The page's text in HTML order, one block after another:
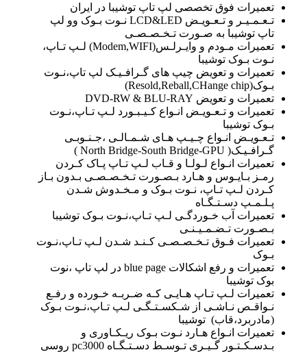
تعمیرات فوق تخصصی لپ تاپ توشیبا در ایران
تـعـمـیـر و تـعـویـض LCD&LED نـوت بـوک وو لپ
تاپ توشیبا به صـورت تـخـصـصـی
تعمیرات مـودم و وایـرلـس(Modem,WIFI) لـپ تـاپ،
نـوت بـوک توشیبا
تعمیرات و تعویض چیپ های گـرافـیـک لپ تاپ،نـوت
بـوک(Resold,Reball,CHange chip)
تعمیرات و تعویض DVD-RW & BLU-RAY
تعمیرات و تـعـویـض انـواع کـیـبـورد لـپ تـاپ،نـوت
بـوک توشیبا
تـعـویـض انـواع چـیـپ هـای شـمـالـی ،جـنـوبـی
گـرافـیـک( North Bridge-South Bridge-GPU )
تعمیرات انـواع لـولـا و قـاب لـپ تـاپ پـاک کـردن
رمـز بـایـوس و هـارد بـصـورت تـخـصـصـی بـدون بـاز
کـردن لـپ تـاپ، نـوت بـوک و مـخـدوش شـدن
پـلـمـپ دسـتـگـاه
تعمیرات آب خـوردگـی لـپ تـاپ،نـوت بـوک توشیبا
بـصـورت تـضـمـیـنـی
تعمیرات فـوق تـخـصـصـی کـنـد شـدن لـپ تـاپ،نـوت
بـوک
تعمیرات و رفع اشکالات blue page در لپ تاپ ،نوت
بوک توشیبا
تعمیرات لـپ تـاپ هـایـی کـه ضـربـه خـورده و رفـع
نـواقـص نـاشـی از شـکسـتـگـی لـپ تـاپ،نـوت بـوک
(مادربرد،قاب) توشیبا
تعمیرات انـواع هـارد نـوت بـوک ریـکـاوری و
بـدسـکـتـور گـیـری تـوسـط دسـتـگـاه pc3000 روسی